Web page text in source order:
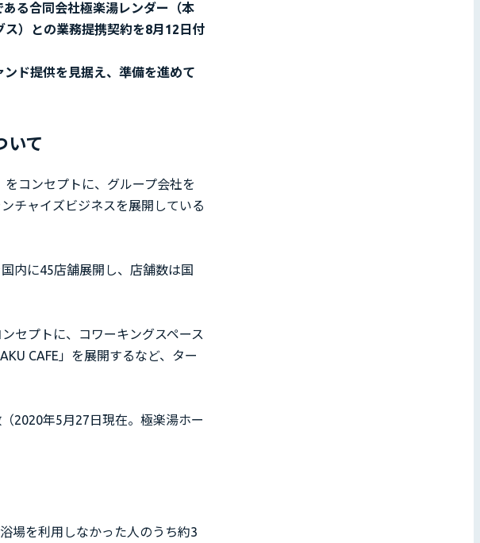
る合同会社極楽湯レンダー（本
）との業務提携契約を8月12日付
ド提供を見据え、準備を進めて
いて
コンセプトに、グループ会社を
チャイズビジネスを展開している
内に45店舗展開し、店舗数は国
セプトに、コワーキングスペース
CAFE」を展開するなど、ター
2020年5月27日現在。極楽湯ホー
場を利用しなかった人のうち約3